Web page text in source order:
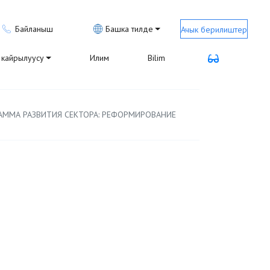
Байланыш Башка тилде Ачык берилиштер
Илим Bilim
РАЗВИТИЯ СЕКТОРА: РЕФОРМИРОВАНИЕ